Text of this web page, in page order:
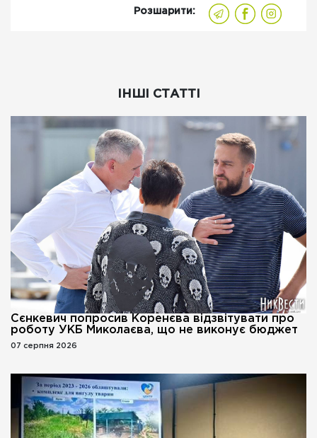
Розшарити:
ІНШІ СТАТТІ
Сєнкевич попросив Коренєва відзвітувати про
роботу УКБ Миколаєва, що не виконує бюджет
07 серпня 2026